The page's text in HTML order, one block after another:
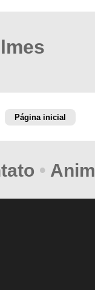
Página inicial
•